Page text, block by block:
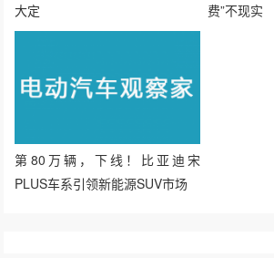
大定
费”不现实
第80万辆，下线！比亚迪宋
PLUS车系引领新能源SUV市场